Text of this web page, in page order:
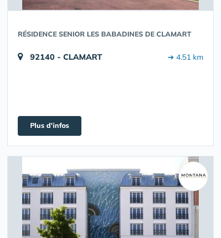
RÉSIDENCE SENIOR LES BABADINES DE CLAMART
92140 - CLAMART ➔ 4.51 km
Plus d'infos